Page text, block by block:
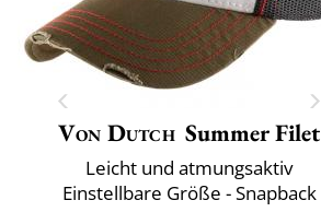
Von Dutch Summer Filet
Leicht und atmungsaktiv
Einstellbare Größe - Snapback